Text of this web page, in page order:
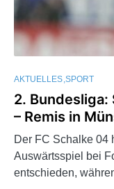
AKTUELLES SPORT
2.
– Remis in
Der FC Schalke 04
Auswärtsspiel bei
entschieden,